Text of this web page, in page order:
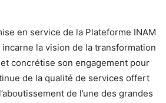
en service de la Plateforme INAM
la vision de la transformation
et concrétise son engagement pour
de la qualité de services offert
de l’une des grandes